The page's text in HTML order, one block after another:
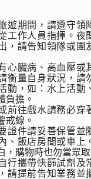
遊期間，請遵守領
工作人員指揮。夜
，請告知領隊或團
心臟病、高血壓或
衡量自身狀況，請
動，如：水上活
負擔。
前往戲水請務必穿
戒線。
證件請妥善保管並
、飯店房間或車上
，購物時也勿當眾
行攜帶快篩試劑及
請提前告知業務並